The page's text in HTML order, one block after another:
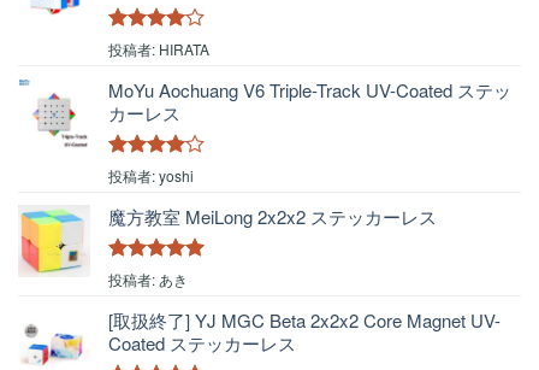
5段階中4
投稿者: HIRATA
MoYu Aochuang V6 Triple-Track UV-Coated ステッ
カーレス
5段階中4
の評価
投稿者: yoshi
魔方教室 MeiLong 2x2x2 ステッカーレス
5段階中 5
投稿者: あき
[取扱終了] YJ MGC Beta 2x2x2 Core Magnet UV-
Coated ステッカーレス